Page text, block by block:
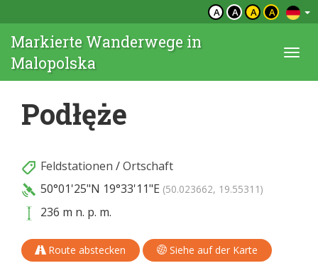
A A A A
Markierte Wanderwege in
Malopolska
Podłęże
Feldstationen /Ortschaft
50°01'25"N 19°33'11"E (50.023662, 19.55311)
236 m n. p. m.
Route abstecken Siehe auf der Karte